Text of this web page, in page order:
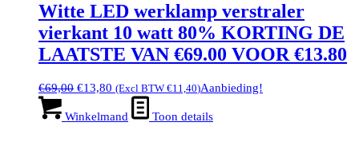
Witte LED werklamp verstraler
vierkant 10 watt 80% KORTING DE
LAATSTE VAN €69.00 VOOR €13.80
€69,00 Oorspronkelijke
was:
€13,80 Huidige
prijs
is:
(Excl BTW €11,40)Aanbieding!
Winkelmand Toon details